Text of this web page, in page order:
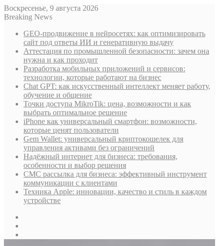
Воскресенье, 9 августа 2026
Breaking News
GEO-продвижение в нейросетях: как оптимизировать
сайт под ответы ИИ и генеративную выдачу
Аттестация по промышленной безопасности: зачем она
нужна и как проходит
Разработка мобильных приложений и сервисов:
технологии, которые работают на бизнес
Chat GPT: как искусственный интеллект меняет работу,
обучение и общение
Точки доступа MikroTik: цена, возможности и как
выбрать оптимальное решение
iPhone как универсальный смартфон: возможности,
которые ценят пользователи
Gem Wallet: универсальный криптокошелек для
управления активами без ограничений
Надёжный интернет для бизнеса: требования,
особенности и выбор решения
СМС рассылка для бизнеса: эффективный инструмент
коммуникации с клиентами
Техника Apple: инновации, качество и стиль в каждом
устройстве